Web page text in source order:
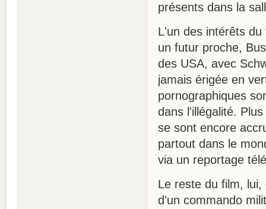
présents dans la
L'un des intérêts
un futur proche,
des USA, avec
jamais érigée en
pornographiques
dans l'illégalité.
se sont encore
partout dans le
via un reportage
Le reste du film,
d'un commando